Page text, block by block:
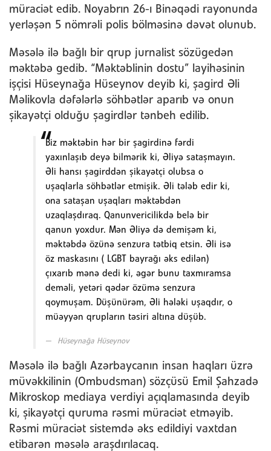
müraciət edib. Noyabrın 26-ı Binəqədi rayonunda
yerləşən 5 nömrəli polis bölməsinə dəvət olunub.
Məsələ ilə bağlı bir qrup jurnalist sözügedən
məktəbə gedib. “Məktəblinin dostu” layihəsinin
işçisi Hüseynağa Hüseynov deyib ki, şagird Əli
Məlikovla dəfələrlə söhbətlər aparıb və onun
şikayətçi olduğu şagirdlər tənbeh edilib.
Biz məktəbin hər bir şagirdinə fərdi
yaxınlaşıb deyə bilmərik ki, Əliyə sataşmayın.
Əli hansı şagirddən şikayətçi olubsa o
uşaqlarla söhbətlər etmişik. Əli tələb edir ki,
ona sataşan uşaqları məktəbdən
uzaqlaşdıraq. Qanunvericilikdə belə bir
qanun yoxdur. Mən Əliyə də demişəm ki,
məktəbdə özünə senzura tətbiq etsin. Əli isə
öz maskasını ( LGBT bayrağı əks edilən)
çıxarıb mənə dedi ki, əgər bunu taxmıramsa
deməli, yetəri qədər özümə senzura
qoymuşam. Düşünürəm, Əli hələki uşaqdır, o
müəyyən qrupların təsiri altına düşüb.
Hüseynağa Hüseynov
Məsələ ilə bağlı Azərbaycanın insan haqları üzrə
müvəkkilinin (Ombudsman) sözçüsü Emil Şahzadə
Mikroskop mediaya verdiyi açıqlamasında deyib
ki, şikayətçi quruma rəsmi müraciət etməyib.
Rəsmi müraciət sistemdə əks edildiyi vaxtdan
etibarən məsələ araşdırılacaq.